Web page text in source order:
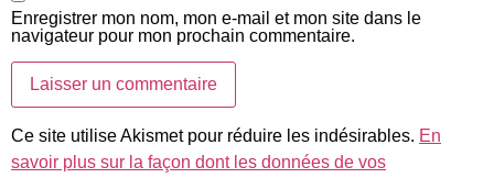
Enregistrer mon nom, mon e-mail et mon site dans le
navigateur pour mon prochain commentaire.
Ce site utilise Akismet pour réduire les indésirables. En
savoir plus sur la façon dont les données de vos